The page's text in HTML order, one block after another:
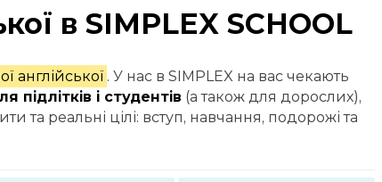
в SIMPLEX SCHOOL
англійської . У нас в SIMPLEX на вас чекають
підлітків і студентів (а також для дорослих),
та реальні цілі: вступ, навчання, подорожі та